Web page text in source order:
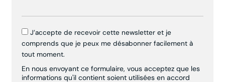
J’accepte de recevoir cette newsletter et je
comprends que je peux me désabonner facilement à
tout moment.
En nous envoyant ce formulaire, vous acceptez que les
informations qu'il contient soient utilisées en accord